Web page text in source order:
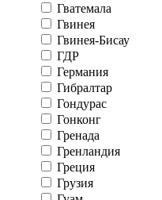
Гватемала
Гвинея
Гвинея-Бисау
ГДР
Германия
Гибралтар
Гондурас
Гонконг
Гренада
Гренландия
Греция
Грузия